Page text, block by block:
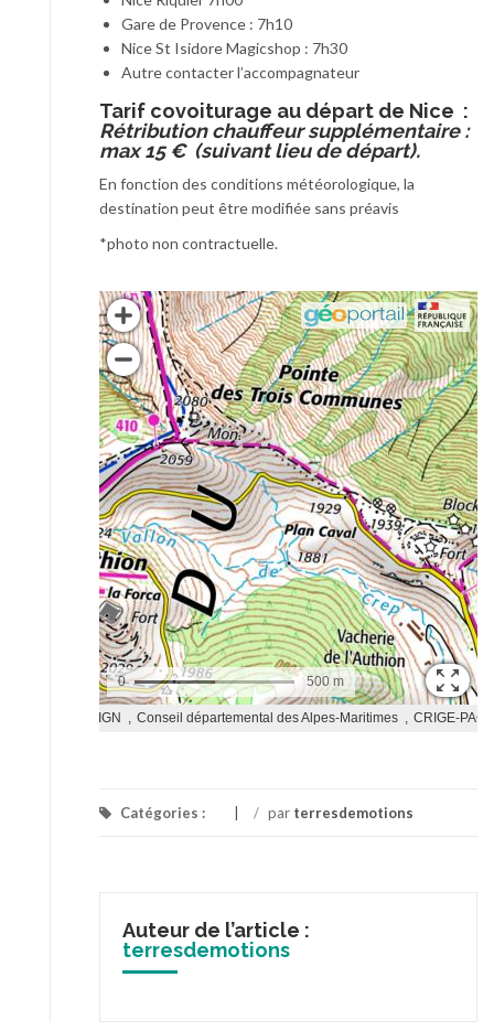
Gare de Provence : 7h10
Nice St Isidore Magicshop : 7h30
Autre contacter l’accompagnateur
Tarif covoiturage au départ de Nice :
Rétribution chauffeur supplémentaire :
max 15 € (suivant lieu de départ).
En fonction des conditions météorologique, la
destination peut être modifiée sans préavis
*photo non contractuelle.
Catégories : / par terresdemotions
Auteur de l’article :
terresdemotions